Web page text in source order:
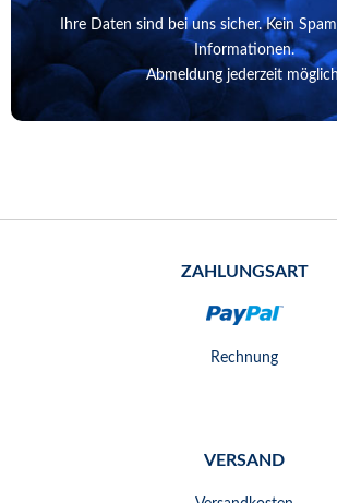
Ihre Daten sind bei uns sicher. Kein
Informationen.
Abmeldung jederzeit
ZAHLUNGSART
Rechnung
VERSAND